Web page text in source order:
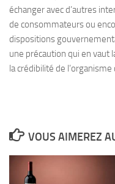
échanger avec d’autres
de consommateurs ou
dispositions
une précaution qui en vaut
la crédibilité de l’organisme
VOUS AIMEREZ